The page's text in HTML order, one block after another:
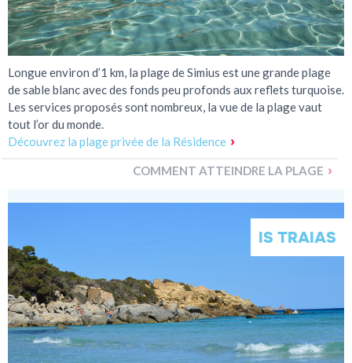
Longue environ d’1 km, la plage de Simius est une grande plage
de sable blanc avec des fonds peu profonds aux reflets turquoise.
Les services proposés sont nombreux, la vue de la plage vaut
tout l’or du monde.
Découvrez la plage privée de la Résidence
COMMENT ATTEINDRE LA PLAGE
IS TRAIAS